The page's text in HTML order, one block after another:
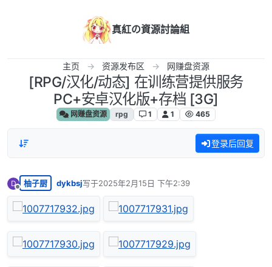
真紅の資源討論組
主页 资源发布区 网赚盘资源
[RPG/汉化/动态] 在训练营提供服务
PC+安卓汉化版+存档 [3G]
网赚盘资源 rpg 1 1 465
登录后回复
D
离线
柚子厨 dykbsj写于2025年2月15日 下午2:39
最后由 编辑